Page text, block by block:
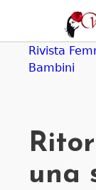
navigation
Rivista
Bambini
una